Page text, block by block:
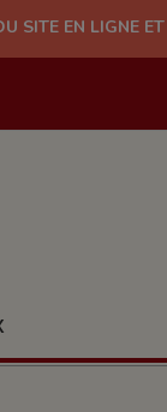
ET DES